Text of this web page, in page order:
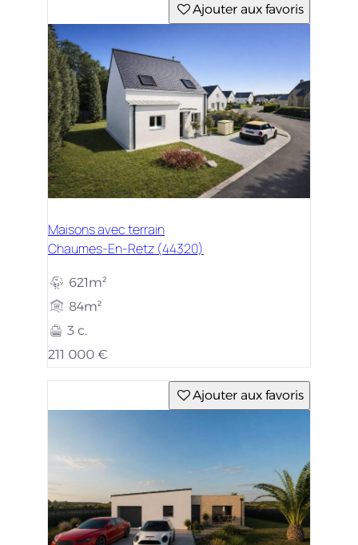
Ajouter aux favoris
Maisons avec terrain
Chaumes-En-Retz (44320)
621m²
84m²
3 c.
211 000 €
Ajouter aux favoris